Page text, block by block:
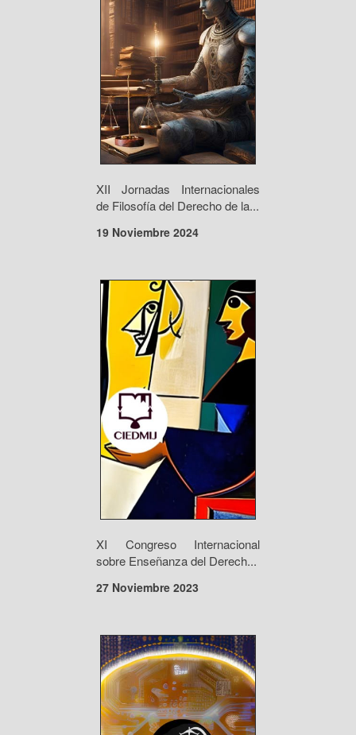
XII Jornadas Internacionales
de Filosofía del Derecho de la...
19 Noviembre 2024
XI Congreso Internacional
sobre Enseñanza del Derech...
27 Noviembre 2023